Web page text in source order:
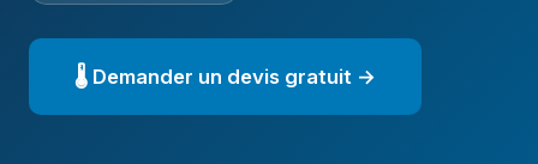
🌡️ Demander un devis gratuit →